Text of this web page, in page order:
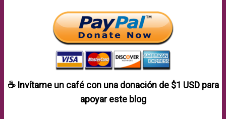
☕ Invítame un café con una donación de $1 USDpara
apoyar este blog